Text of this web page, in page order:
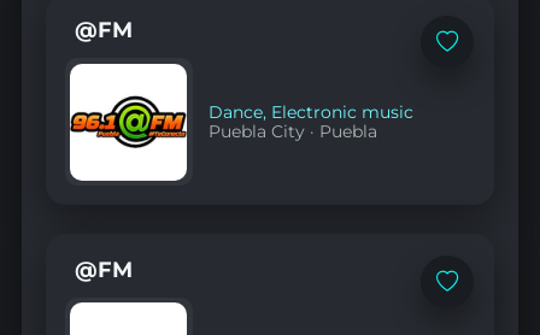
Add
@FM
Dance, Electronic music
Puebla City · Puebla
Add
@FM